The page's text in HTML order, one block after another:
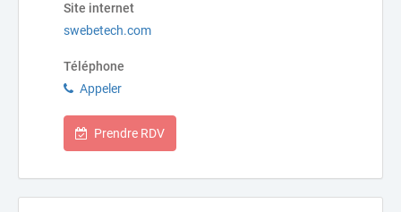
Site internet
swebetech.com
Téléphone
Appeler
Prendre RDV